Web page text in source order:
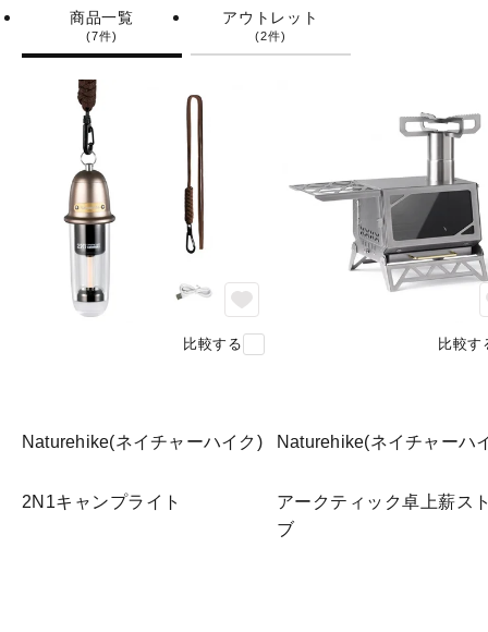
商品一覧
(7件)
アウトレット
(2件)
比較する
Naturehike(ネイチャーハイク)
2N1キャンプライト
比較す
Naturehike(ネイチャーハ
アークティック卓上薪ス
ブ